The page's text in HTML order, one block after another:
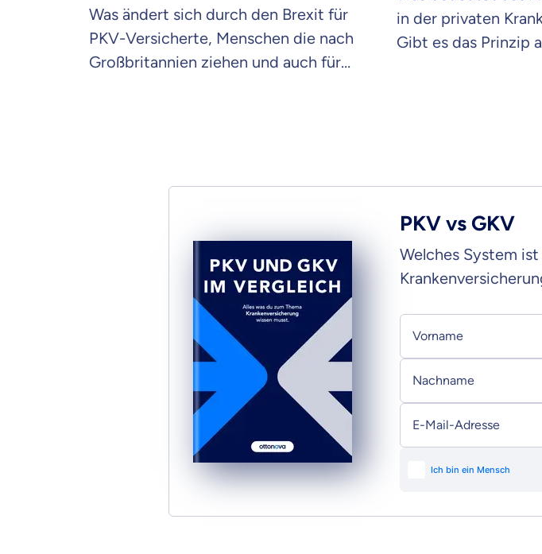
Was ändert sich durch den Brexit für
PKV-Versicherte, Menschen die nach
Großbritannien ziehen und auch für
in der privaten
Gibt es das Prinzip
PKV vs GKV
Welches System
Persönliche Informationen
Vorname
Nachname
E-Mail-Adresse
Weil es uns wichtig ist, dass
dich gut beraten fühlst.
Objektive und faire Beratung